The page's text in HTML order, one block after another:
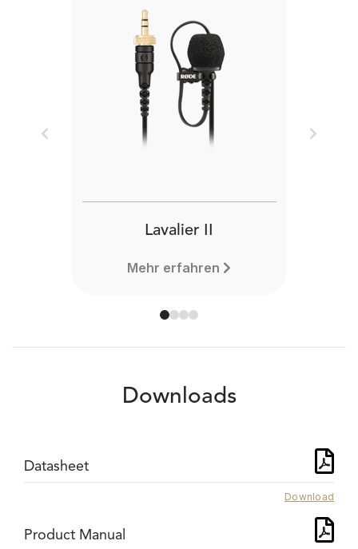
Lavalier II
Mehr erfahren
Previous Next
Downloads
Datasheet
Download
Product Manual